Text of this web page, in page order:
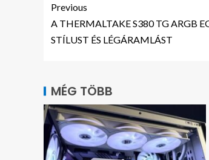
Previous
A THERMALTAKE S380 TG ARGB
STÍLUST ÉS LÉGÁRAMLÁST
MÉG TÖBB